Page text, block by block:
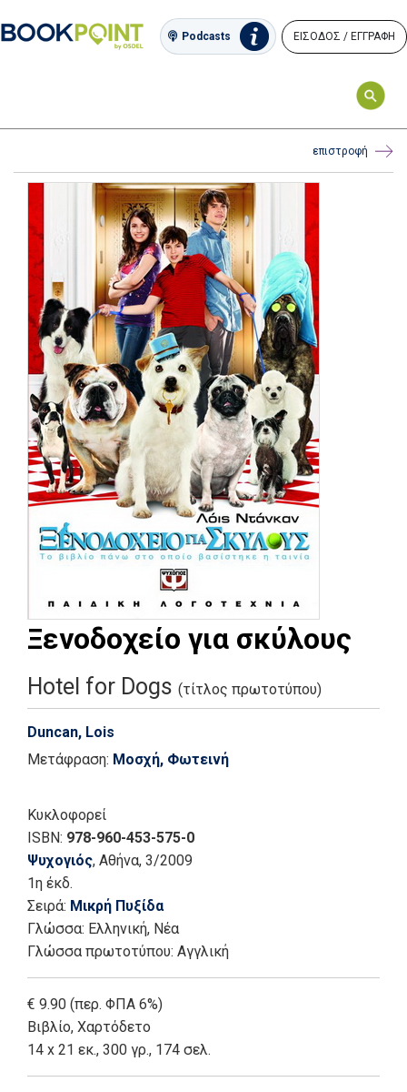
Podcasts ΕΙΣΟΔΟΣ / ΕΓΓΡΑΦΗ
επιστροφή
Ξενοδοχείο για σκύλους
Hotel for Dogs (τίτλος πρωτοτύπου)
Duncan, Lois
Μετάφραση: Μοσχή, Φωτεινή
Κυκλοφορεί
ISBN: 978-960-453-575-0
Ψυχογιός, Αθήνα, 3/2009
1η έκδ.
Σειρά: Μικρή Πυξίδα
Γλώσσα: Ελληνική, Νέα
Γλώσσα πρωτοτύπου: Αγγλική
€ 9.90 (περ. ΦΠΑ 6%)
Βιβλίο, Χαρτόδετο
14 x 21 εκ., 300 γρ., 174 σελ.